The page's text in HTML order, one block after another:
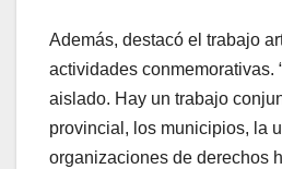
Además, destacó el trabajo
actividades conmemorativas.
aislado. Hay un trabajo
provincial, los municipios, la
organizaciones de derechos